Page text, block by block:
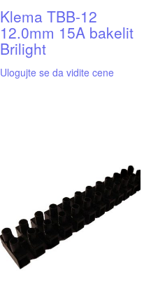
Klema TBB-12
12.0mm 15A bakelit
Brilight
Ulogujte se da vidite cene